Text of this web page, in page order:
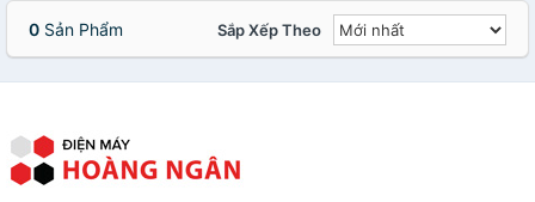
0 Sản Phẩm Sắp Xếp Theo